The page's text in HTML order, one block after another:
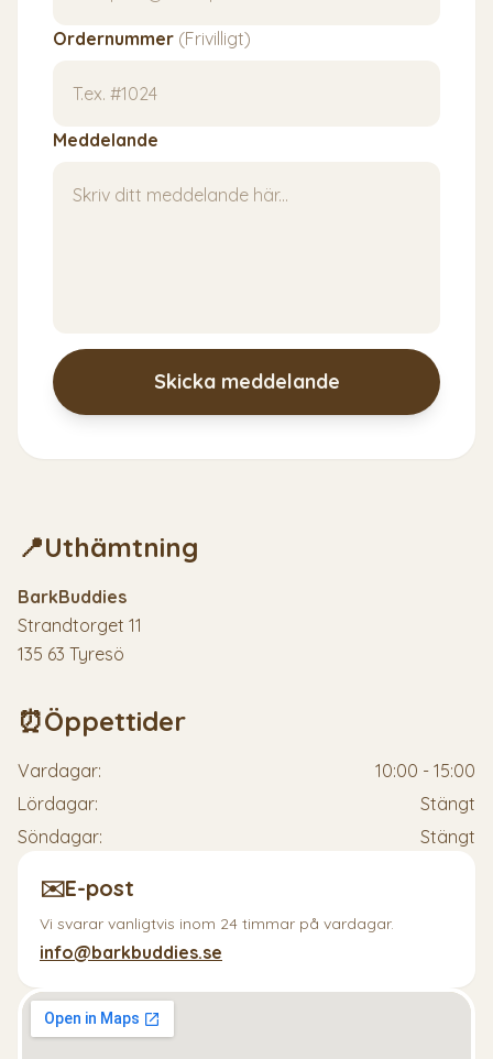
Ordernummer (Frivilligt)
Meddelande
Skicka meddelande
📍Uthämtning
BarkBuddies
Strandtorget 11
135 63 Tyresö
⏰Öppettider
Vardagar:
10:00 - 15:00
Lördagar:
Stängt
Söndagar:
Stängt
✉️E-post
Vi svarar vanligtvis inom 24 timmar på vardagar.
info@barkbuddies.se